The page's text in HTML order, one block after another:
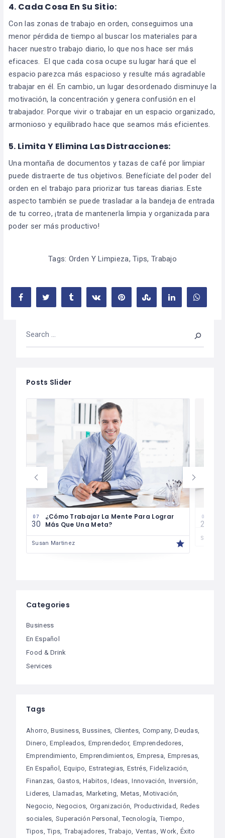
4. Cada Cosa En Su Sitio:
Con las zonas de trabajo en orden, conseguimos una
menor pérdida de tiempo al buscar los materiales para
hacer nuestro trabajo diario, lo que nos hace ser más
eficaces. El que cada cosa ocupe su lugar hará que el
espacio parezca más espacioso y resulte más agradable
trabajar en él. En cambio, un lugar desordenado disminuye la
motivación, la concentración y genera confusión en el
trabajador. Porque vivir o trabajar en un espacio organizado,
armonioso y equilibrado hace que seamos más eficientes.
5. Limita Y Elimina Las Distracciones:
Una montaña de documentos y tazas de café por limpiar
puede distraerte de tus objetivos. Benefíciate del poder del
orden en el trabajo para priorizar tus tareas diarias. Este
aspecto también se puede trasladar a la bandeja de entrada
de tu correo, ¡trata de mantenerla limpia y organizada para
poder ser más productivo!
Tags: Orden Y Limpieza,Tips, Trabajo
Posts Slider
07
30
¿Cómo Trabajar La Mente Para Lograr
Más Que Una Meta?
Susan Martinez
07
29
Susan
Categories
Business
En Español
Food & Drink
Services
Tags
Ahorro Business Bussines Clientes Company Deudas
Dinero Empleados Emprendedor Emprendedores
Emprendimiento Emprendimientos Empresa Empresas
En Español Equipo Estrategias Estrés Fidelización
Finanzas Gastos Habitos Ideas Innovación Inversión
Lideres Llamadas Marketing Metas Motivación
Negocio Negocios Organización Productividad Redes
sociales Superación Personal Tecnología Tiempo
Tipos Tips Trabajadores Trabajo Ventas Work Éxito